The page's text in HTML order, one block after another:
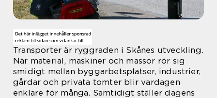
Transporter är ryggraden i Skånes utveckling.
När material, maskiner och massor rör sig
smidigt mellan byggarbetsplatser, industrier,
gårdar och privata tomter blir vardagen
enklare för många. Samtidigt ställer dagens